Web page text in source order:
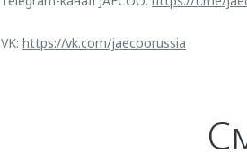
VK: https://vk.com/jaecoorussia